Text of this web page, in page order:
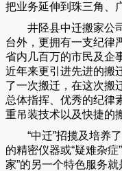
把业务延伸到珠三角、
井陉县中迁搬家公
台外，更拥有一支纪律
省内几百万的市民及企
近年来更引进先进的搬
了一次搬迁，在这次搬
总体指挥、优秀的纪律
重吊装技术以及快捷的
“中迁”招揽及培养
的精密仪器或“疑难杂
家”的另一个特色服务